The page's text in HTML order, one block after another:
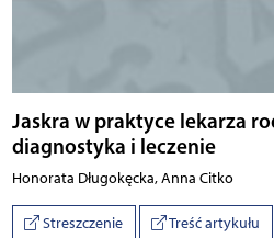
Jaskra w praktyce lekarza
diagnostyka i leczenie
Honorata Długokęcka, Anna Citko
Streszczenie Treść artykułu